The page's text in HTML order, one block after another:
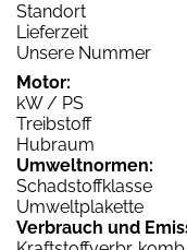
Standort
Lieferzeit
Unsere Nummer
Motor:
kW / PS
Treibstoff
Hubraum
Umweltnormen:
Schadstoffklasse
Umweltplakette
Verbrauch und